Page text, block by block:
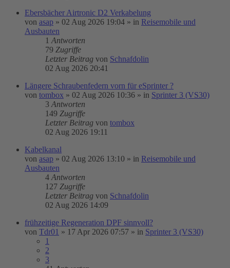
Ebersbächer Airtronic D2 Verkabelung
von asap » 02 Aug 2026 19:04 » in Reisemobile und
Ausbauten
1 Antworten
79 Zugriffe
Letzter Beitrag von Schnafdolin
02 Aug 2026 20:41
Längere Schraubenfedern vorn für eSprinter ?
von tombox » 02 Aug 2026 10:36 » in Sprinter 3 (VS30)
3 Antworten
149 Zugriffe
Letzter Beitrag von tombox
02 Aug 2026 19:11
Kabelkanal
von asap » 02 Aug 2026 13:10 » in Reisemobile und
Ausbauten
4 Antworten
127 Zugriffe
Letzter Beitrag von Schnafdolin
02 Aug 2026 14:09
frühzeitige Regeneration DPF sinnvoll?
von Tdr01 » 17 Apr 2026 07:57 » in Sprinter 3 (VS30)
1
2
3